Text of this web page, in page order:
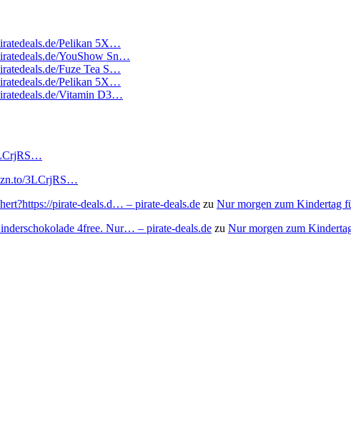
Pelikan 5X…
YouShow Sn…
Fuze Tea S…
Pelikan 5X…
Vitamin D3…
3LCrjRS…
pirate-deals.d… – pirate-deals.de zu Nur morgen zum Kindertag
4free. Nur… – pirate-deals.de zu Nur morgen zum